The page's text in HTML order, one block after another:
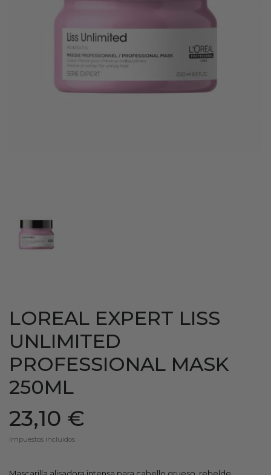
LOREAL EXPERT LISS
UNLIMITED
PROFESSIONAL MASK
250ML
23,10 €
Impuestos incluidos
Mascarilla alisadora intensa para cabello grueso, rebelde,